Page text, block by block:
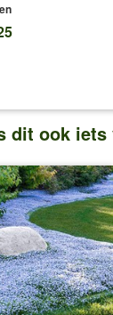
dit ook iets